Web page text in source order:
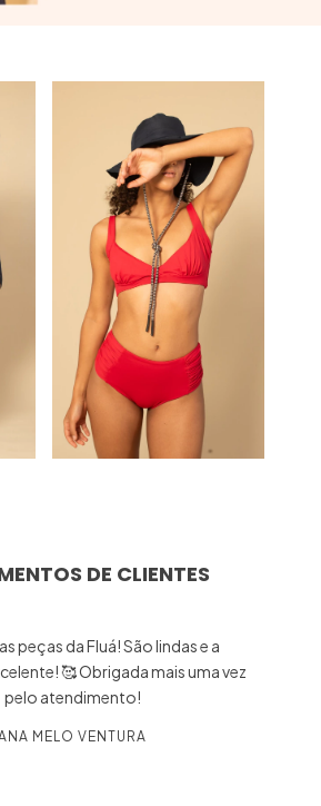
DE CLIENTES
peças da Fluá! São lindas e a
🥰 Obrigada mais uma vez
pelo atendimento!
MELO VENTURA